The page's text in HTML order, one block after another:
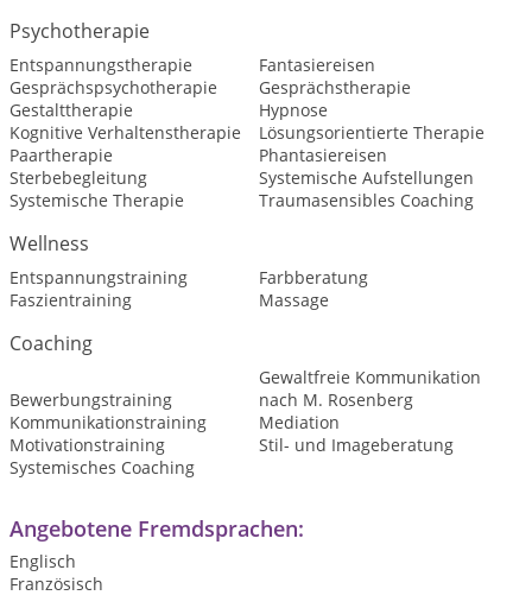
Psychotherapie
Entspannungstherapie
Fantasiereisen
Gesprächspsychotherapie
Gesprächstherapie
Gestalttherapie
Hypnose
Kognitive Verhaltenstherapie
Lösungsorientierte Therapie
Paartherapie
Phantasiereisen
Sterbebegleitung
Systemische Aufstellungen
Systemische Therapie
Traumasensibles Coaching
Wellness
Entspannungstraining
Farbberatung
Faszientraining
Massage
Coaching
Bewerbungstraining
Gewaltfreie Kommunikation
nach M. Rosenberg
Kommunikationstraining
Mediation
Motivationstraining
Stil- und Imageberatung
Systemisches Coaching
Angebotene Fremdsprachen:
Englisch
Französisch